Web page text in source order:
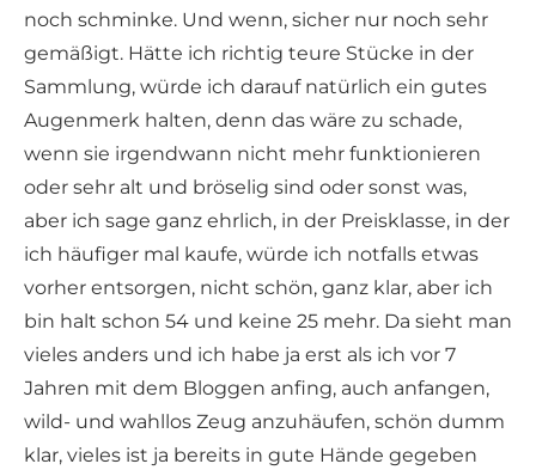
noch schminke. Und wenn, sicher nur noch sehr
gemäßigt. Hätte ich richtig teure Stücke in der
Sammlung, würde ich darauf natürlich ein gutes
Augenmerk halten, denn das wäre zu schade,
wenn sie irgendwann nicht mehr funktionieren
oder sehr alt und bröselig sind oder sonst was,
aber ich sage ganz ehrlich, in der Preisklasse, in der
ich häufiger mal kaufe, würde ich notfalls etwas
vorher entsorgen, nicht schön, ganz klar, aber ich
bin halt schon 54 und keine 25 mehr. Da sieht man
vieles anders und ich habe ja erst als ich vor 7
Jahren mit dem Bloggen anfing, auch anfangen,
wild- und wahllos Zeug anzuhäufen, schön dumm
klar, vieles ist ja bereits in gute Hände gegeben